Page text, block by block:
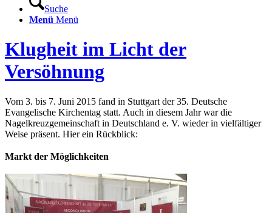
Suche
Menü Menü
Klugheit im Licht der
Versöhnung
Vom 3. bis 7. Juni 2015 fand in Stuttgart der 35. Deutsche
Evangelische Kirchentag statt. Auch in diesem Jahr war die
Nagelkreuzgemeinschaft in Deutschland e. V. wieder in vielfältiger
Weise präsent. Hier ein Rückblick:
Markt der Möglichkeiten